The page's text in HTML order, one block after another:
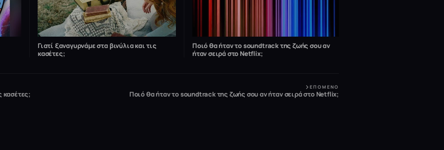
Γιατί ξαναγυρνάμε στα βινύλια και τις
κασέτες;
Ποιό θα ήταν το soundtrack της ζωής σου αν
ήταν σειρά στο Netflix;
κασέτες;
ΕΠΌΜΕΝΟ
Ποιό θα ήταν το soundtrack της ζωής σου αν ήταν σειρά στο Netflix;